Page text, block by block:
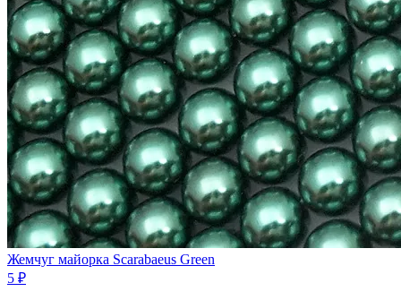
Жемчуг майорка Scarabaeus Green
5 ₽